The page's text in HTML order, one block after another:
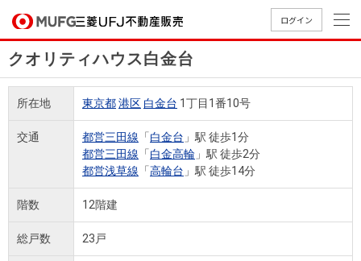
ログイン
買いたいTOP
売りたいTOP
店舗案内TOP
会社情報TOP
採用情報TOP
買いたい
売りたい
会社情報
クオリティハウス白金台
所在地 東京都港区 白金台 1丁目1番10号
交通 都営三田線 「白金台 」駅 徒歩1分
都営三田線 「白金高輪 」駅 徒歩2分
都営浅草線 「高輪台 」駅 徒歩14分
階数 12階建
総戸数 23戸